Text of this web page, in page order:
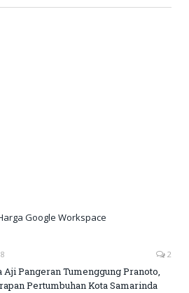
Google Workspace
2
Aji Pangeran Tumenggung Pranoto,
Pertumbuhan Kota Samarinda